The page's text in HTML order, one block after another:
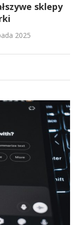
sklepy
2025